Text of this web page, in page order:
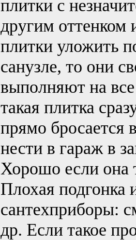
плитки с
другим оттенком
плитки уложить
санузле, то они
выполняют на
такая плитка
прямо бросается
нести в гараж в
Хорошо если она
Плохая подгонка
сантехприборы:
др. Если такое